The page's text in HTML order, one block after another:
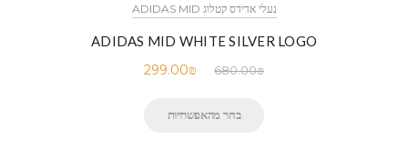
נעלי אדידס קטלוג ADIDAS MID
ADIDAS MID WHITE SILVER LOGO
680.00₪
299.00₪
בחר מהאפשרויות